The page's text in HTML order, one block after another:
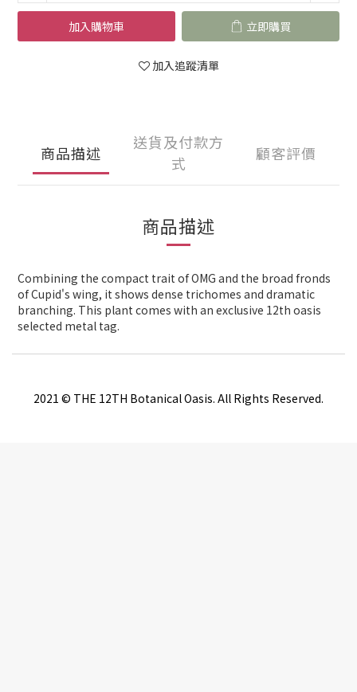
加入購物車 立即購買
加入追蹤清單
商品描述
送貨及付款方
式
顧客評價
商品描述
Combining the compact trait of OMG and the broad fronds
of Cupid's wing, it shows dense trichomes and dramatic
branching. This plant comes with an exclusive 12th oasis
selected metal tag.
2021 © THE 12TH Botanical Oasis. All Rights Reserved.